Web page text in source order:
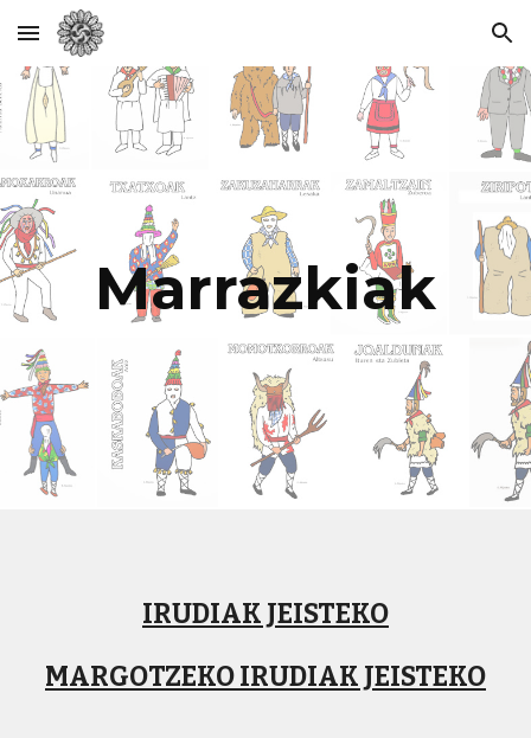
Skip to main content Skip to navigation
Marrazkiak
IRUDIAK JEISTEKO
MARGOTZEKO IRUDIAK JEISTEKO